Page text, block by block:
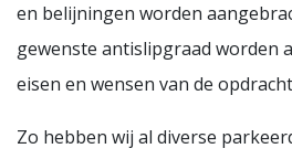
en belijningen worden
gewenste antislipgraad worden
eisen en wensen van de
Zo hebben wij al diverse